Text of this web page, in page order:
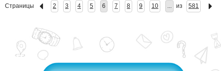
Страницы 2 3 4 5 6 7 8 9 10 ... из 581